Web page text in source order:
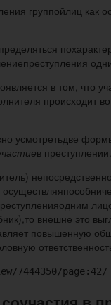
группойлиц как
в том, что
происходит
усмотретьдве
в преступлении.
внешне это
повышенную
7444350/page:42/